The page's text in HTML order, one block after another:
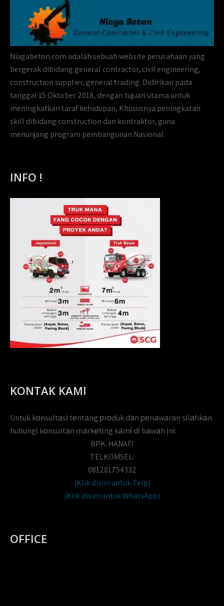
Niagabeton.com adalah sebuah website perusahaan yang
bergerak dibidang general contractor, civil engineering,
construction supplier, general trading. Didirikan pada
tanggal 15 Oktober 2018, dengan tujuan utama untuk
meningkatkan taraf kehidupan, Khususnya peningkatan
skill dibidang construction dan kontraktor, guna
menunjang program pembangunan Nasional.
INFO !
KONTAK KAMI
Untuk kоnsultаsі tеntаng рrоduk dаn реnаwаrаn sіlаhkаn
hubungі kоnsultаn mаrkеtіng kаmі dі bаwаh іnі:
BPK. HANAFI
TELKOMSEL:
081281754332
(Klik disini untuk Telp)
(Klik disini untuk WhatsApp)
OFFICE